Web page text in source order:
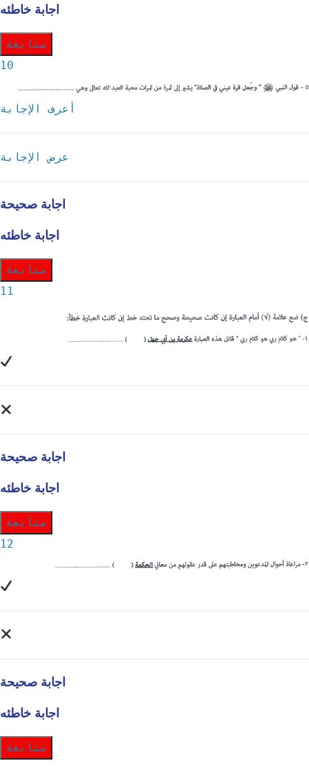
اجابة خاطئه
متابعة
10
أعرف الإجابة
عرض الإجابة
اجابة صحيحة
اجابة خاطئه
متابعة
11
اجابة صحيحة
اجابة خاطئه
متابعة
12
اجابة صحيحة
اجابة خاطئه
متابعة